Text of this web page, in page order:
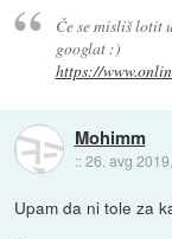
Če se misliš lotit
googlat :)
https://
Mohimm
::26. avg
Upam da ni tole za